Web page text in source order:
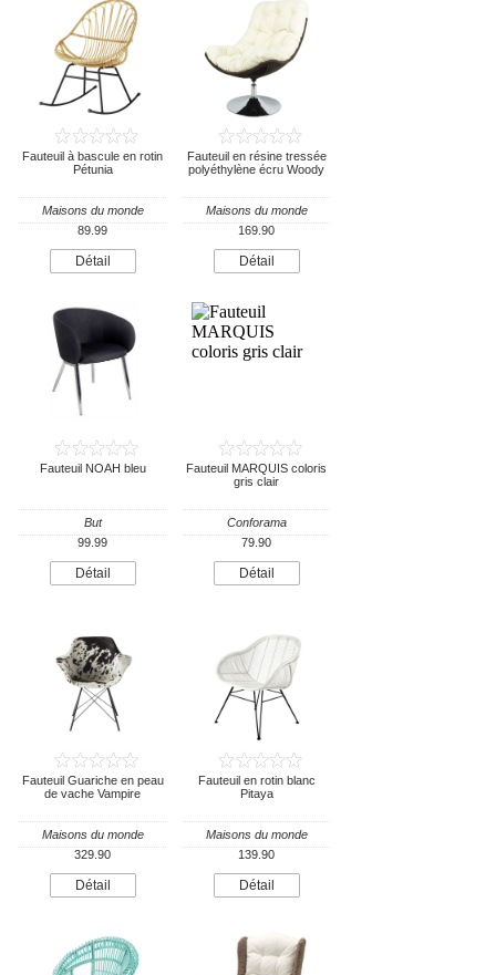
Fauteuil à bascule en rotin
Pétunia
Maisons du monde
89.99
Détail
Fauteuil en résine tressée
polyéthylène écru Woody
Maisons du monde
169.90
Détail
Fauteuil NOAH bleu
But
99.99
Détail
Fauteuil MARQUIS coloris
gris clair
Conforama
79.90
Détail
Fauteuil Guariche en peau
de vache Vampire
Maisons du monde
329.90
Détail
Fauteuil en rotin blanc
Pitaya
Maisons du monde
139.90
Détail